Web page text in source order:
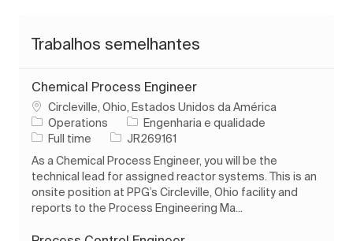
Trabalhos semelhantes
Chemical Process Engineer
Localização
Circleville, Ohio, Estados Unidos da América
Operations
Categoria
Engenharia e qualidade
Tipo de Trabalho
Full time ID do trabalho
JR269161
As a Chemical Process Engineer, you will be the
technical lead for assigned reactor systems. This is an
onsite position at PPG’s Circleville, Ohio facility and
reports to the Process Engineering Ma...